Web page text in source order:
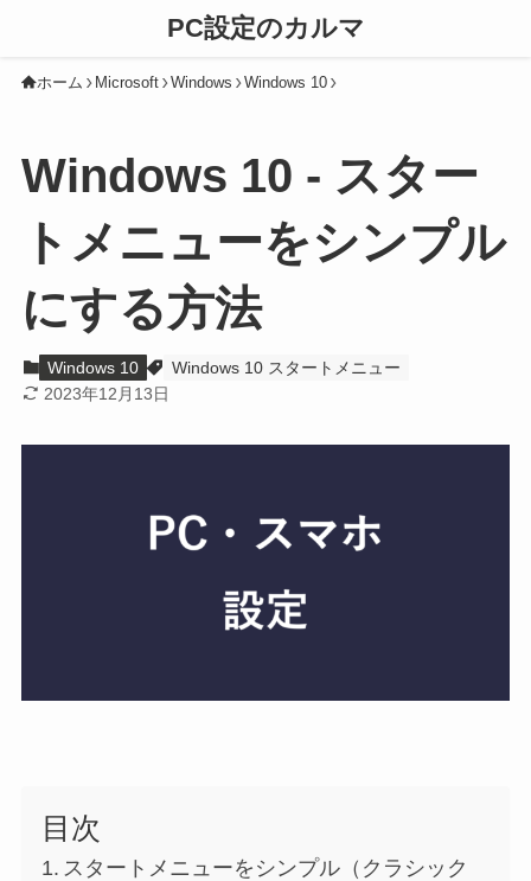
PC設定のカルマ
ホーム Microsoft Windows Windows 10
Windows 10 - スター
トメニューをシンプル
にする方法
Windows 10
Windows 10 スタートメニュー
2023年12月13日
目次
スタートメニューをシンプル（クラシック